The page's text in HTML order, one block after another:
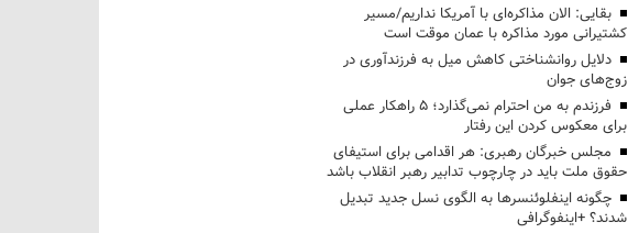
بقایی: الان مذاکره‌ای با آمریکا نداریم/مسیر
کشتیرانی مورد مذاکره با عمان موقت است
دلایل روانشناختی کاهش میل به فرزندآوری در
زوج‌های جوان
فرزندم به من احترام نمی‌گذارد؛ ۵ راهکار عملی
برای معکوس کردن این رفتار
مجلس خبرگان رهبری: هر اقدامی برای استیفای
حقوق ملت باید در چارچوب تدابیر رهبر انقلاب باشد
چگونه اینفلوئنسرها به الگوی نسل جدید تبدیل
شدند؟ +اینفوگرافی